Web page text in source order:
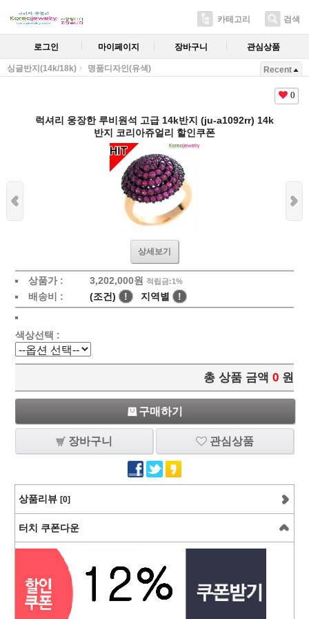
카테고리 검색
로그인 마이페이지 장바구니 관심상품
싱글반지(14k/18k) 명품디자인(유색) Recent
0
럭셔리 웅장한 루비원석 고급 14k반지 (ju-a1092rr) 14k
반지 코리아쥬얼리 할인쿠폰
상세보기
상품가 : 3,202,000원 적립금:1%
배송비 : (조건) ! 지역별 !
색상선택 :
총 상품 금액 0 원
구매하기
장바구니 관심상품
상품리뷰 [0]
터치 쿠폰다운